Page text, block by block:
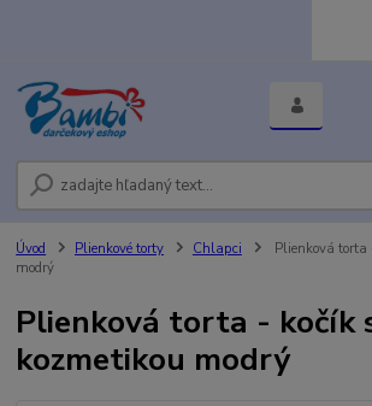
Úvod Plienkové torty Chlapci
Plienková torta
modrý
Plienková torta - kočík
kozmetikou modrý